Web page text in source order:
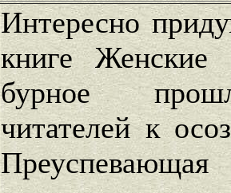
Интересно
книге
бурное
читателей к